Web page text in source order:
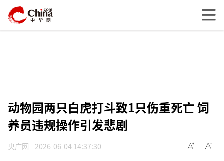
动物园两只白虎打斗致1只伤重死亡 饲
养员违规操作引发悲剧
央广网 2026-06-04 14:37:30